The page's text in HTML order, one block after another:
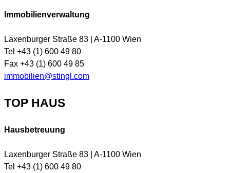
Immobilienverwaltung
Laxenburger Straße 83 | A-1100 Wien
Tel +43 (1) 600 49 80
Fax +43 (1) 600 49 85
immobilien@stingl.com
TOP HAUS
Hausbetreuung
Laxenburger Straße 83 | A-1100 Wien
Tel +43 (1) 600 49 80